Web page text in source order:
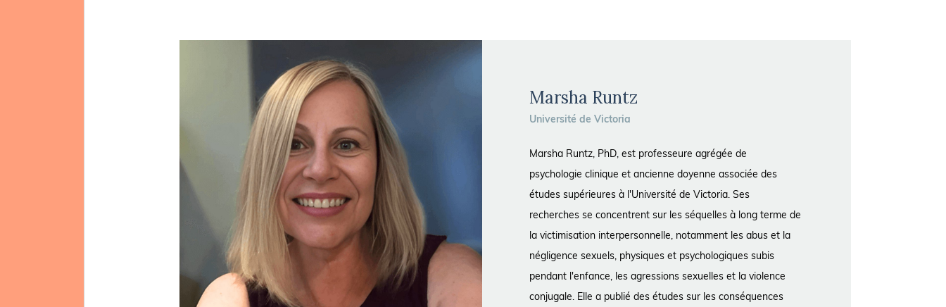
Mission et Vision
Marsha Runtz
Université de Victoria
Marsha Runtz, PhD, est professeure agrégée de
psychologie clinique et ancienne doyenne associée des
études supérieures à l'Université de Victoria. Ses
recherches se concentrent sur les séquelles à long terme de
la victimisation interpersonnelle, notamment les abus et la
négligence sexuels, physiques et psychologiques subis
pendant l'enfance, les agressions sexuelles et la violence
conjugale. Elle a publié des études sur les conséquences